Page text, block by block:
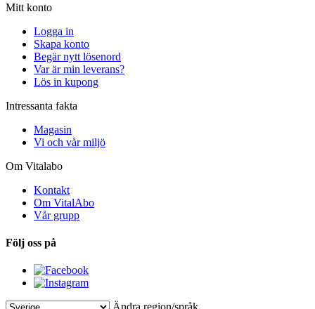
Mitt konto
Logga in
Skapa konto
Begär nytt lösenord
Var är min leverans?
Lös in kupong
Intressanta fakta
Magasin
Vi och vår miljö
Om Vitalabo
Kontakt
Om VitalAbo
Vår grupp
Följ oss på
Ändra region/språk